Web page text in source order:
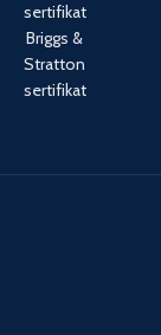
sertifikat
Briggs &
Stratton
sertifikat